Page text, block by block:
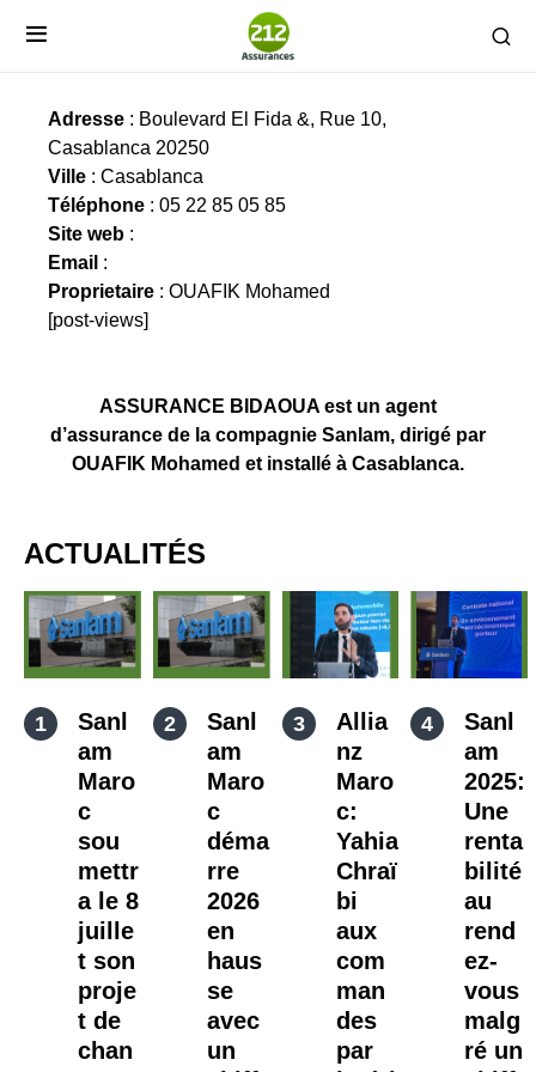
ASSURANCE BIDAOUA
Adresse : Boulevard El Fida &, Rue 10,
Casablanca 20250
Ville : Casablanca
Téléphone : 05 22 85 05 85
Site web :
Email :
Proprietaire : OUAFIK Mohamed
[post-views]
ASSURANCE BIDAOUA est un agent
d’assurance de la compagnie Sanlam, dirigé par
OUAFIK Mohamed et installé à Casablanca.
ACTUALITÉS
Sanl
am
Maro
c
sou
mettr
a le 8
juille
t son
proje
t de
chan
Sanl
am
Maro
c
déma
rre
2026
en
haus
se
avec
un
Allia
nz
Maro
c:
Yahia
Chraï
bi
aux
com
man
des
par
Sanl
am
2025:
Une
renta
bilité
au
rend
ez-
vous
malg
ré un